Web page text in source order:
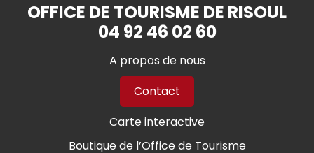
OFFICE DE TOURISME DE RISOUL
04 92 46 02 60
A propos de nous
Contact
Carte interactive
Boutique de l’Office de Tourisme